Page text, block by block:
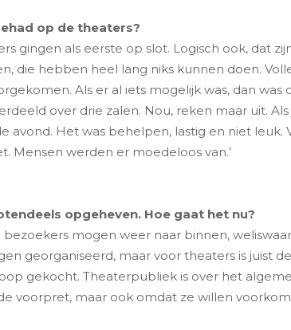
op de theaters?
gingen als eerste op slot. Logisch ook, dat
die hebben heel lang niks kunnen doen.
Als er al iets mogelijk was, dan
over drie zalen. Nou, reken maar uit.
Het was behelpen, lastig en niet
Mensen werden er moedeloos van.’
opgeheven. Hoe gaat het nu?
mogen weer naar binnen,
georganiseerd, maar voor theaters is juist
gekocht. Theaterpubliek is over het
voorpret, maar ook omdat ze willen